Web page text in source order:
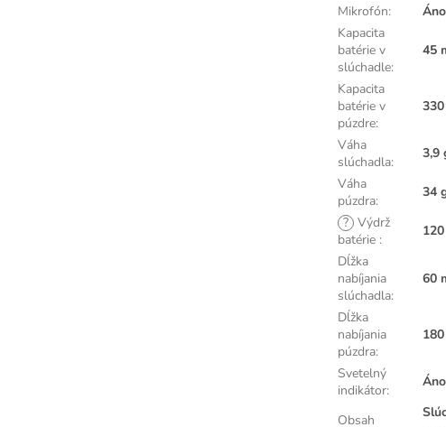
Mikrofón:
Áno
Kapacita
batérie v
slúchadle:
45
Kapacita
batérie v
púzdre:
Váha
slúchadla:
3,9
Váha
púzdra:
34
? Výdrž
batérie :
Dĺžka
nabíjania
slúchadla:
60
Dĺžka
nabíjania
púzdra:
Svetelný
indikátor:
Áno
Obsah